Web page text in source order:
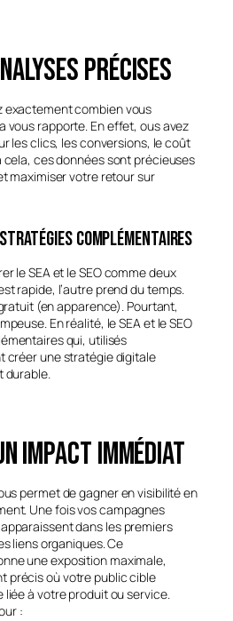
précises
exactement combien vous
vous rapporte. En effet, ous avez
les clics, les conversions, le coût
cela, ces données sont précieuses
maximiser votre retour sur
stratégies complémentaires
le SEA et le SEO comme deux
rapide, l’autre prend du temps.
(en apparence). Pourtant,
En réalité, le SEA et le SEO
qui, utilisés
créer une stratégie digitale
impact immédiat
permet de gagner en visibilité en
Une fois vos campagnes
dans les premiers
liens organiques. Ce
une exposition maximale,
précis où votre public cible
à votre produit ou service.
: